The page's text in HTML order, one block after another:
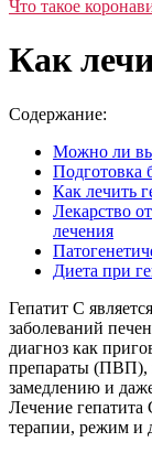
Что такое
Как
Содержание:
Можно ли
Подготовка
Как лечить
Лекарство
лечения
Диета при
Гепатит С
заболеваний
диагноз как
препараты (ПВП),
замедлению и
Лечение гепатита
терапии, режим и